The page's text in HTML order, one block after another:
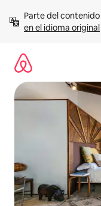
contenido
Parte del
en el idioma original